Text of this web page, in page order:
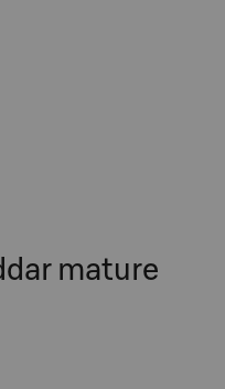
mature